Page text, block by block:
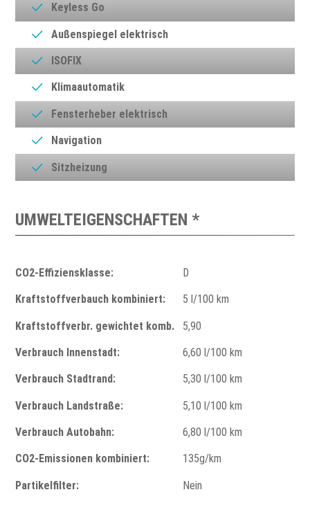
Keyless Go
Außenspiegel elektrisch
ISOFIX
Klimaautomatik
Fensterheber elektrisch
Navigation
Sitzheizung
UMWELTEIGENSCHAFTEN *
CO2-Effiziensklasse: D
Kraftstoffverbauch kombiniert: 5 l/100 km
Kraftstoffverbr. gewichtet komb. 5,90
Verbrauch Innenstadt: 6,60 l/100 km
Verbrauch Stadtrand: 5,30 l/100 km
Verbrauch Landstraße: 5,10 l/100 km
Verbrauch Autobahn: 6,80 l/100 km
CO2-Emissionen kombiniert: 135g/km
Partikelfilter: Nein